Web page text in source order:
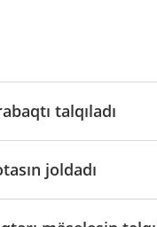
talqıladı
joldadı